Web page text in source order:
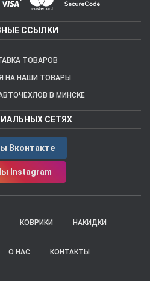
ССЫЛКИ
ТОВАРОВ
НА НАШИ ТОВАРЫ
В МИНСКЕ
СЕТЯХ
Вконтакте
Instagram
КОВРИКИ НАКИДКИ
О НАС КОНТАКТЫ